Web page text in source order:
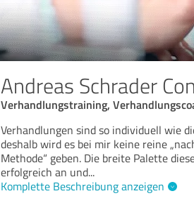
Andreas Schrader
Verhandlungstraining,
Verhandlungen sind so individuell wie
deshalb wird es bei mir keine reine
Methode“ geben. Die breite Palette
erfolgreich an und...
Komplette Beschreibung anzeigen